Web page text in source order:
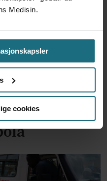
Medisin.
cookies
milliarder til